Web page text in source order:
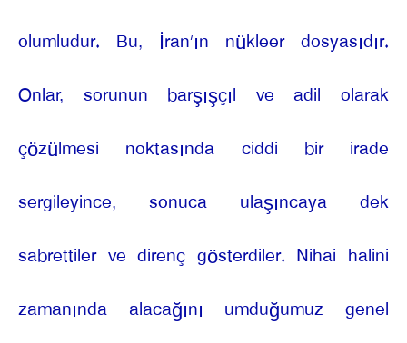
olumludur. Bu, İran’ın nükleer dosyasıdır.
Onlar, sorunun barşışçıl ve adil olarak
çözülmesi noktasında ciddi bir irade
sergileyince, sonuca ulaşıncaya dek
sabrettiler ve direnç gösterdiler. Nihai halini
zamanında alacağını umduğumuz genel